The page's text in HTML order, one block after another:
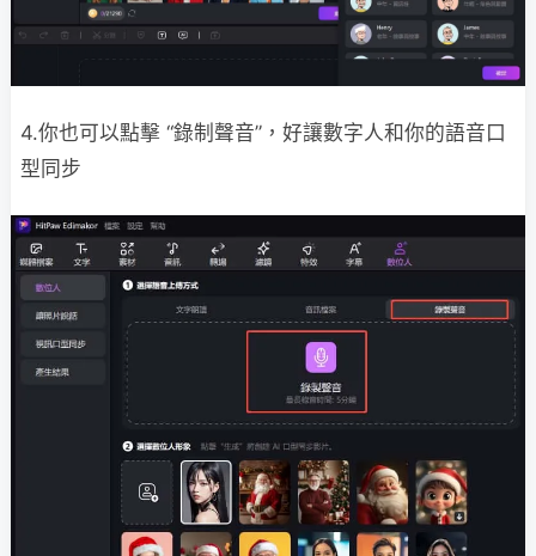
4.你也可以點擊 “錄制聲音”，好讓數字人和你的語音口
型同步